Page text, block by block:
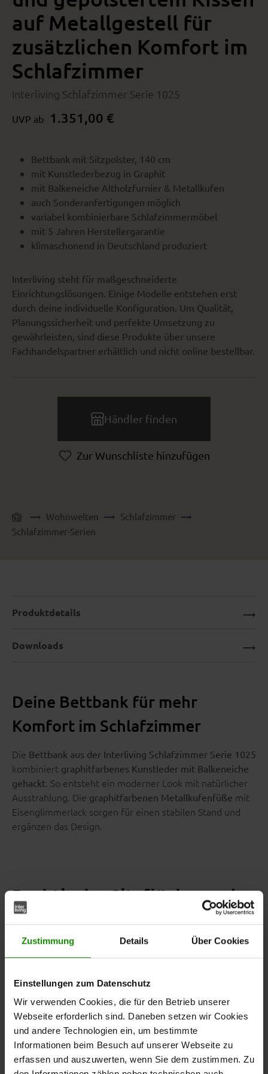
Zustimmung Details Über Cookies
Einstellungen zum Datenschutz
Wir verwenden Cookies, die für den Betrieb unserer
Webseite erforderlich sind. Daneben setzen wir Cookies
und andere Technologien ein, um bestimmte
Informationen beim Besuch auf unserer Webseite zu
erfassen und auszuwerten, wenn Sie dem zustimmen. Zu
auf Metallgestell für
zusätzlichen Komfort im
Schlafzimmer
Interliving Schlafzimmer Serie 1025
UVP ab 1.351,00 €
Bettbank mit Sitzpolster, 140 cm
mit Kunstlederbezug in Graphit
mit Balkeneiche Altholzfurnier & Metallkufen
auch Sonderanfertigungen möglich
variabel kombinierbare Schlafzimmermöbel
mit 5 Jahren Herstellergarantie
klimaschonend in Deutschland produziert
Interliving steht für maßgeschneiderte
Einrichtungslösungen. Einige Modelle entstehen erst
durch deine individuelle Konfiguration. Um Qualität,
Planungssicherheit und perfekte Umsetzung zu
gewährleisten, sind diese Produkte über unsere
Fachhandelspartner erhältlich und nicht online bestellbar.
Händler finden
Zur Wunschliste hinzufügen
Wohnwelten
Schlafzimmer
Schlafzimmer-Serien
Deine Bettbank für mehr
Komfort im Schlafzimmer
Die Bettbank aus der Interliving Schlafzimmer Serie 1025
kombiniert graphitfarbenes Kunstleder mit Balkeneiche
gehackt. So entsteht ein moderner Look mit natürlicher
Ausstrahlung. Die graphitfarbenen Metallkufenfüße mit
Eisenglimmerlack sorgen für einen stabilen Stand und
ergänzen das Design.
Praktische Sitzfläche und
flexible Nutzung
Die Bettbank bietet dir eine angenehme Sitzfläche und
zusätzlichen Platz im Schlafzimmer. Du kannst dich
Gleichzeitig eignet sich die Bank ideal, um Kleidung oder
Decken abzulegen.
Das Sitzpolster ist abnehmbar. Dadurch kannst du die
Bank flexibel nutzen und einfacher reinigen oder neu
arrangieren.
Produktdetails
Downloads